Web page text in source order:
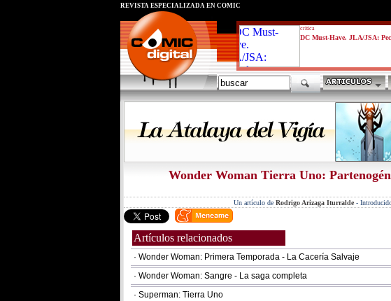
critica
DC Must-Have. JLA/JSA:
REVISTA ESPECIALIZADA EN CÓMIC
Wonder Woman Tierra Uno:
Un artículo de Rodrigo Arizaga Iturralde -
Artículos relacionados
· Wonder Woman: Primera Temporada - La Cacería Salvaje
· Wonder Woman: Sangre - La saga completa
· Superman: Tierra Uno